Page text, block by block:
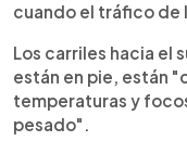
cuando el tráfico de
Los carriles hacia el
están en pie, están
temperaturas y
pesado".